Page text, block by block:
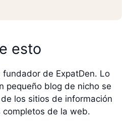
esto
fundador de ExpatDen. Lo
pequeño blog de nicho se
los sitios de información
de la web.